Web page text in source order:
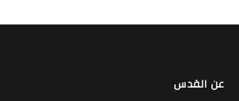
عن القدس